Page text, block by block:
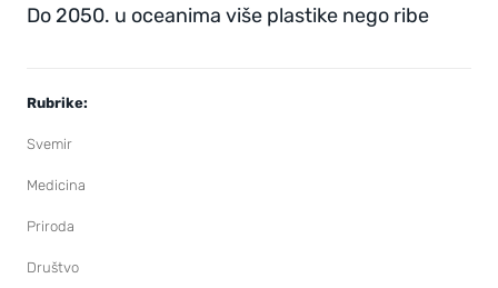
Do 2050. u oceanima više plastike nego ribe
Rubrike:
Svemir
Medicina
Priroda
Društvo